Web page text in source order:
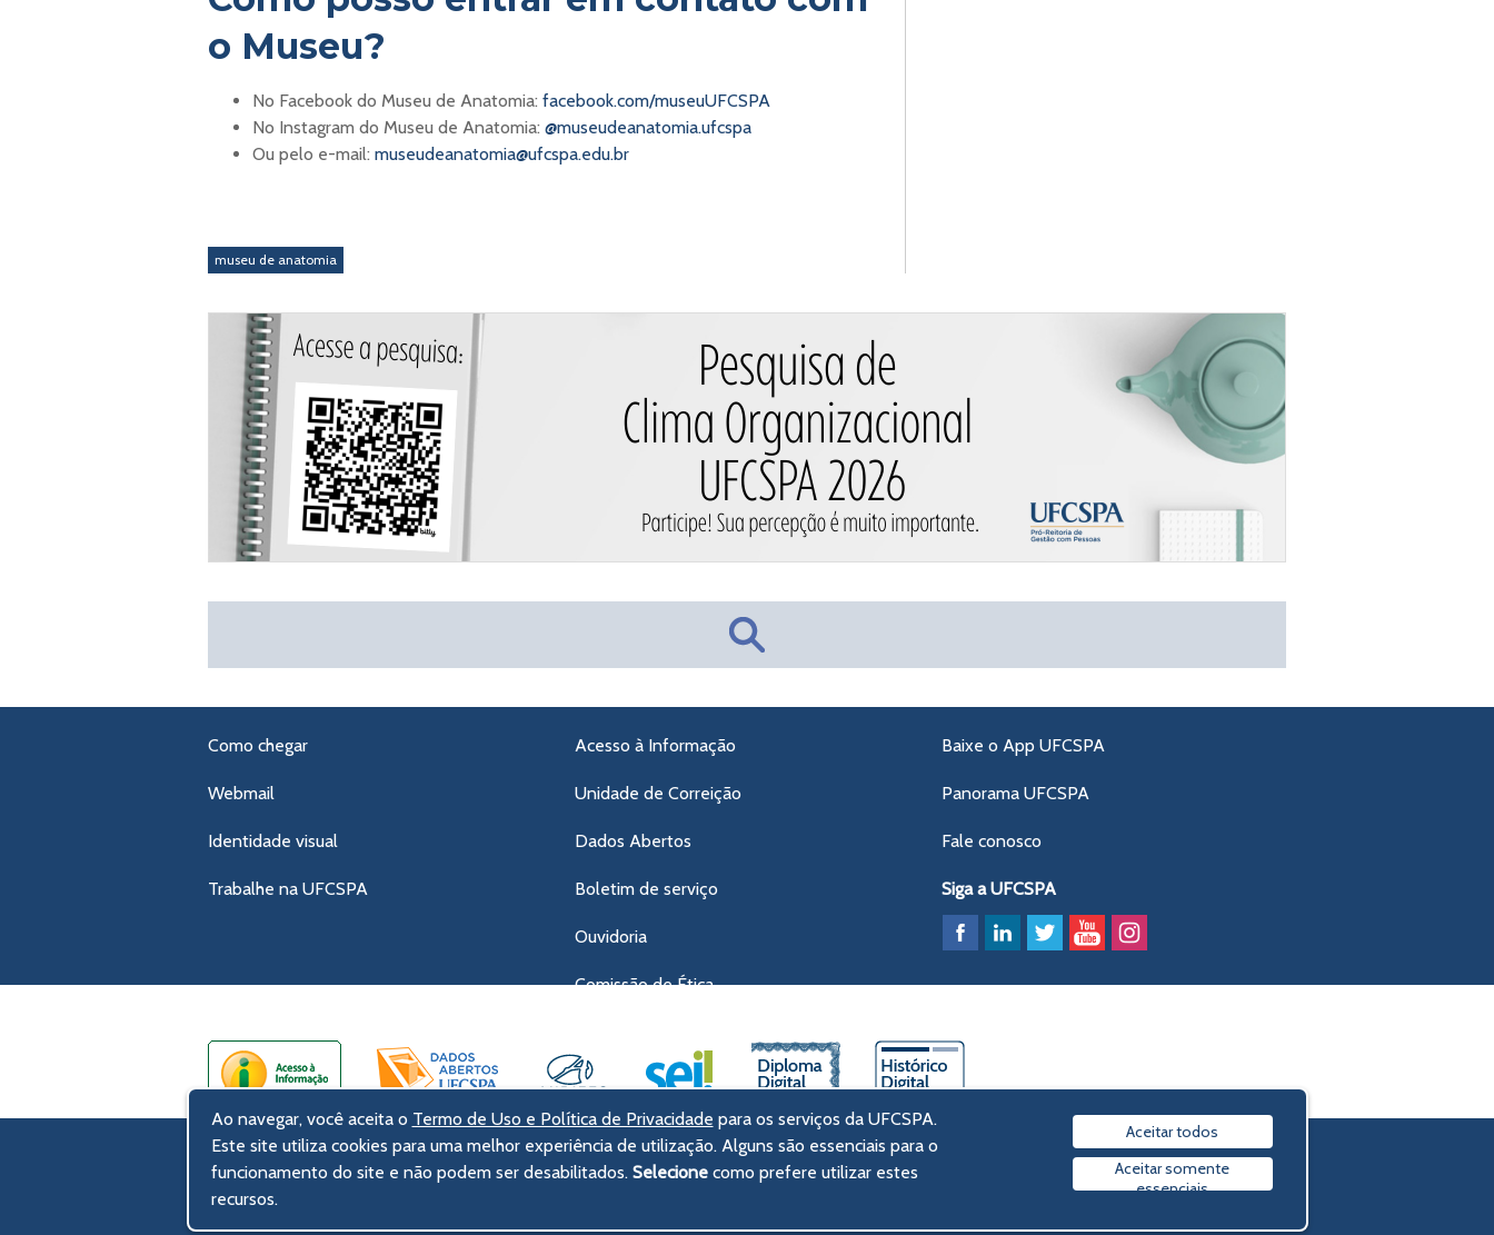
o Museu?
No Facebook do Museu de Anatomia: facebook.com/museuUFCSPA
No Instagram do Museu de Anatomia: @museudeanatomia.ufcspa
Ou pelo e-mail: museudeanatomia@ufcspa.edu.br
museu de anatomia
Como chegar
Webmail
Identidade visual
Trabalhe na UFCSPA
Acesso à Informação
Unidade de Correição
Dados Abertos
Boletim de serviço
Ouvidoria
Comissão de Ética
Baixe o App UFCSPA
Panorama UFCSPA
Fale conosco
Siga a UFCSPA
UFCSPA – Universidade Federal de Ciências da Saúde de Porto Alegre
Rua Sarmento Leite, 245 - Centro Histórico
Política de privacidade
© 2009-2026 UFCSPA
Ao navegar, você aceita o Termo de Uso e Política de Privacidade para os serviços da UFCSPA.
Este site utiliza cookies para uma melhor experiência de utilização. Alguns são essenciais para o
funcionamento do site e não podem ser desabilitados. Selecione como prefere utilizar estes
recursos.
Aceitar todos
Aceitar somente
essenciais